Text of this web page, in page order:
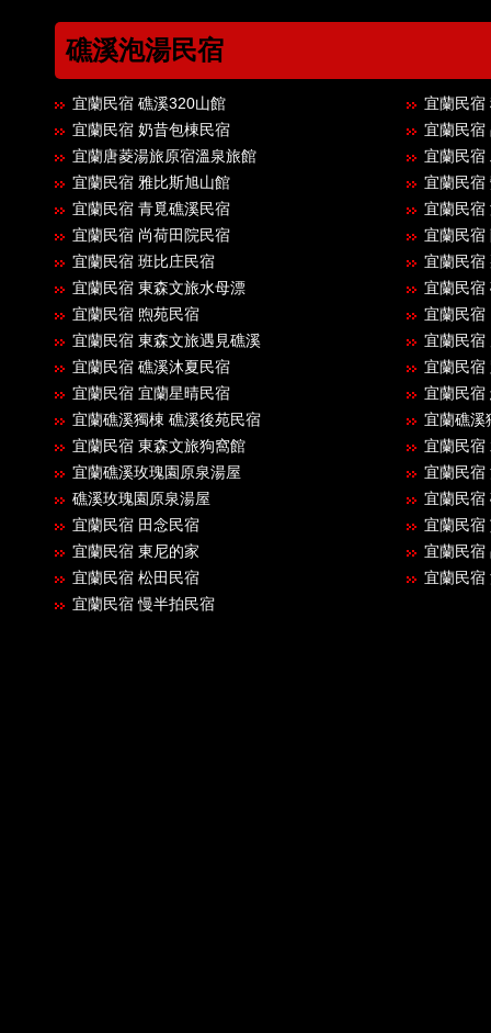
礁溪泡湯民宿
宜蘭民宿 礁溪320山館
宜蘭民宿
宜蘭民宿 奶昔包棟民宿
宜蘭民宿
宜蘭唐菱湯旅原宿溫泉旅館
宜蘭民宿
宜蘭民宿 雅比斯旭山館
宜蘭民宿
宜蘭民宿 青覓礁溪民宿
宜蘭民宿
宜蘭民宿 尚荷田院民宿
宜蘭民宿
宜蘭民宿 班比庄民宿
宜蘭民宿
宜蘭民宿 東森文旅水母漂
宜蘭民宿
宜蘭民宿 煦苑民宿
宜蘭民宿
宜蘭民宿 東森文旅遇見礁溪
宜蘭民宿
宜蘭民宿 礁溪沐夏民宿
宜蘭民宿
宜蘭民宿 宜蘭星晴民宿
宜蘭民宿
宜蘭礁溪獨棟 礁溪後苑民宿
宜蘭礁溪
宜蘭民宿 東森文旅狗窩館
宜蘭民宿
宜蘭礁溪玫瑰園原泉湯屋
宜蘭民宿
礁溪玫瑰園原泉湯屋
宜蘭民宿
宜蘭民宿 田念民宿
宜蘭民宿
宜蘭民宿 東尼的家
宜蘭民宿
宜蘭民宿 松田民宿
宜蘭民宿
宜蘭民宿 慢半拍民宿